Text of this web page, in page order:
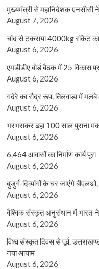
मुख्यमंत्री से महानिदेशक एनसीसी
August 7, 2026
चांद से टकराया 4000kg रॉकेट
August 6, 2026
एमडीडीए बोर्ड बैठक में 25 विकास
August 6, 2026
गदेरे का रौद्र रूप, तिलवाड़ा में
August 6, 2026
भरभराकर ढहा 100 साल पुराना
August 6, 2026
6,464 आवासों का निर्माण कार्य पूरा
August 6, 2026
बुजुर्ग-दिव्यांगों के घर जाएंगे
August 6, 2026
वैश्विक संस्कृत अनुसंधान में भारत-
August 6, 2026
विश्व संस्कृत दिवस से पूर्व,
नया आयाम
August 6, 2026